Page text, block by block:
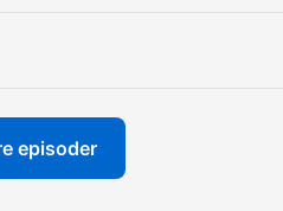
involvert i Vestfossen-
historiske dommen mot
episoder